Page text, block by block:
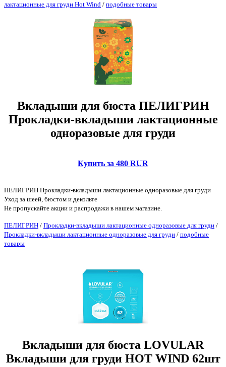
лактационные для груди Hot Wind / подобные товары
Вкладыши для бюста ПЕЛИГРИН
Прокладки-вкладыши лактационные
одноразовые для груди
Купить за 480 RUR
ПЕЛИГРИН Прокладки-вкладыши лактационные одноразовые для груди
Уход за шеей, бюстом и декольте
Не пропускайте акции и распродажи в нашем магазине.
ПЕЛИГРИН / Прокладки-вкладыши лактационные одноразовые для груди /
Прокладки-вкладыши лактационные одноразовые для груди / подобные
товары
Вкладыши для бюста LOVULAR
Вкладыши для груди HOT WIND 62шт